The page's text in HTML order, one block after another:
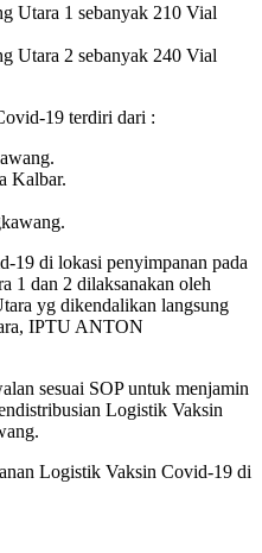
Utara 1 sebanyak 210 Vial
Utara 2 sebanyak 240 Vial
19 terdiri dari :
Kalbar.
19 di lokasi penyimpanan pada
1 dan 2 dilaksanakan oleh
yg dikendalikan langsung
IPTU ANTON
sesuai SOP untuk menjamin
Logistik Vaksin
Logistik Vaksin Covid-19 di